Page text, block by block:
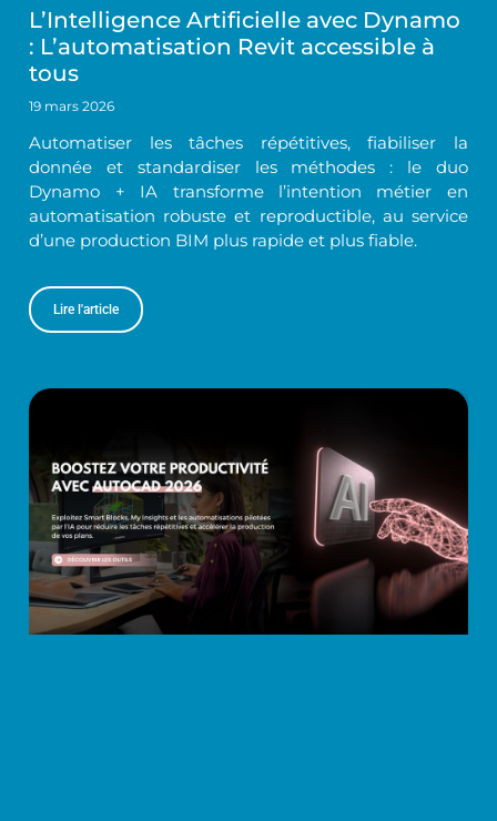
L’Intelligence Artificielle avec Dynamo
: L’automatisation Revit accessible à
tous
19 mars 2026
Automatiser les tâches répétitives, fiabiliser la
donnée et standardiser les méthodes : le duo
Dynamo + IA transforme l’intention métier en
automatisation robuste et reproductible, au service
d’une production BIM plus rapide et plus fiable.
Lire l'article